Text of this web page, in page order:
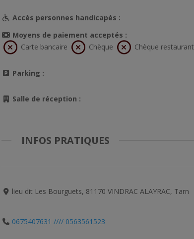
Accès personnes handicapés :
Moyens de paiement acceptés :
Carte bancaire
Chèque Chèque restaurant
Parking :
Salle de réception :
INFOS PRATIQUES
lieu dit Les Bourguets, 81170 VINDRAC ALAYRAC, Tarn
0675407631 //// 0563561523